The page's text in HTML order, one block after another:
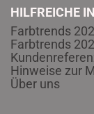
HILFREICHE
Farbtrends
Farbtrends
Hinweise zur
Über uns